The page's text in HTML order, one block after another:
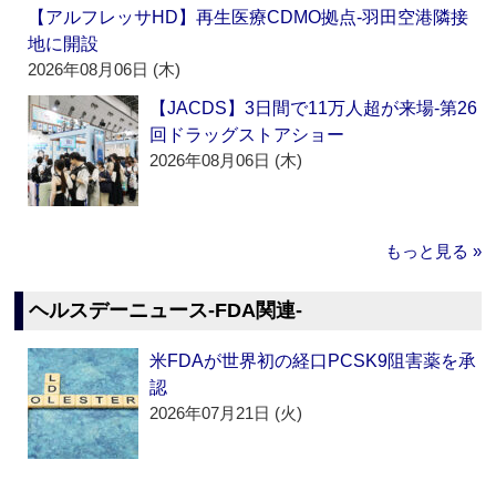
【アルフレッサHD】再生医療CDMO拠点‐羽田空港隣接
地に開設
2026年08月06日 (木)
【JACDS】3日間で11万人超が来場‐第26
回ドラッグストアショー
2026年08月06日 (木)
もっと見る »
ヘルスデーニュース‐FDA関連‐
米FDAが世界初の経口PCSK9阻害薬を承
認
2026年07月21日 (火)